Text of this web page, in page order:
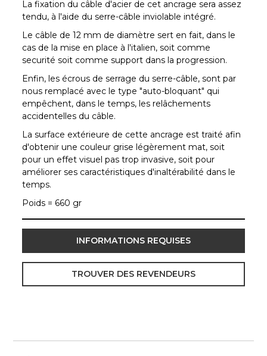
La fixation du câble d'acier de cet ancrage sera assez
tendu, à l'aide du serre-câble inviolable intégré.
Le câble de 12 mm de diamètre sert en fait, dans le
cas de la mise en place à l'italien, soit comme
securité soit comme support dans la progression.
Enfin, les écrous de serrage du serre-câble, sont par
nous remplacé avec le type "auto-bloquant" qui
empêchent, dans le temps, les relâchements
accidentelles du câble.
La surface extérieure de cette ancrage est traité afin
d'obtenir une couleur grise légèrement mat, soit
pour un effet visuel pas trop invasive, soit pour
améliorer ses caractéristiques d'inaltérabilité dans le
temps.
Poids = 660 gr
INFORMATIONS REQUISES
TROUVER DES REVENDEURS